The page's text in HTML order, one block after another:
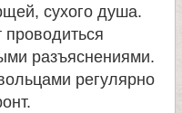
сухого душа.
разъяснениями.
регулярно